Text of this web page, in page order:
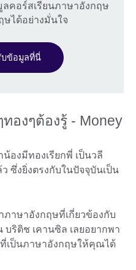
คอร์สเรียนภาษาอังกฤษ
ได้อย่างมั่นใจ
บข้อมูลที่นี่
ทองๆต้องรู้ - Money
น้องมีทองเรียกพี่ เป็นวลี
ซึ่งยิ่งตรงกับในปัจจุบันเป็น
าษาอังกฤษที่เกี่ยวข้องกับ
บริติช เคานซิล เลยอยากพา
เป็นภาษาอังกฤษให้คุณได้